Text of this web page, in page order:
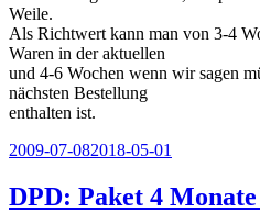
Weile.
Als Richtwert kann man von 3-4
Waren in der aktuellen
und 4-6 Wochen wenn wir sagen
nächsten Bestellung
enthalten ist.
Veröffentlicht
2009-07-082018-05-01
DPD: Paket 4